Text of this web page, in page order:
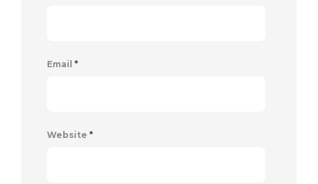
Email *
Website *